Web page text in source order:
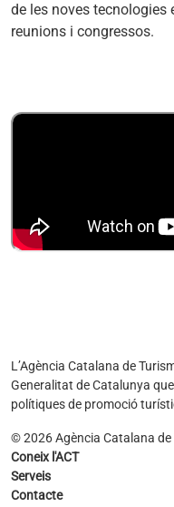
de les noves tecnologies
reunions i congressos.
L’Agència Catalana de
Generalitat de Catalunya
polítiques de promoció
© 2026 Agència Catalana
Coneix l'ACT
Serveis
Contacte